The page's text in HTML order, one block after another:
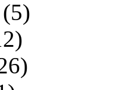
(5)